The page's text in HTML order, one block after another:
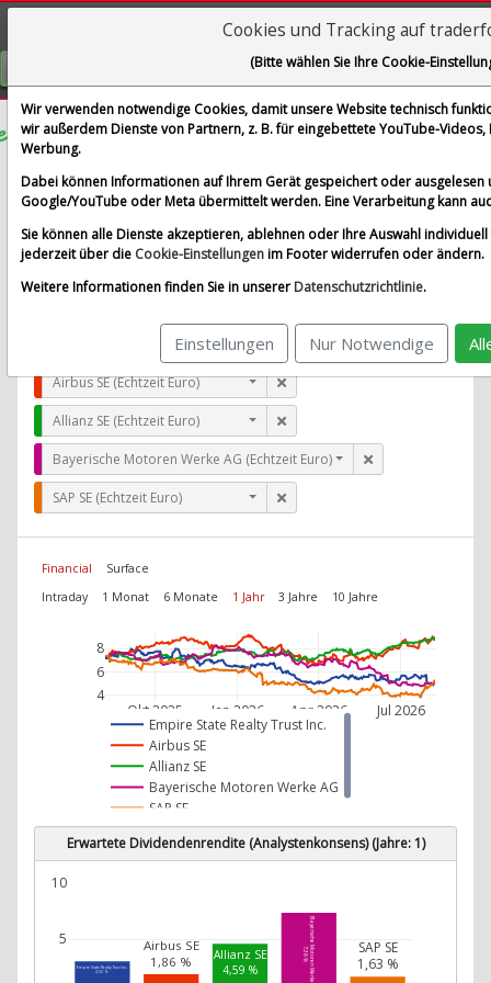
Empire State Realty Trust Inc.
im Vergleich mit Airbus SE, Allianz SE, Bayerische
Aktualisieren
Empire State Realty Trust Inc. (Echtzeit USD)
Airbus SE (Echtzeit Euro)
Allianz SE (Echtzeit Euro)
Bayerische Motoren Werke AG (Echtzeit Euro)
SAP SE (Echtzeit Euro)
Financial
Surface
Intraday
1 Monat 6 Monate 1 Jahr 3 Jahre 10 Jahre
Okt 2025 Jan 2026 Apr 2026 Jul 2026
4
6
8
Empire State Realty Trust Inc.
Airbus SE
Allianz SE
Bayerische Motoren Werke AG
SAP SE
Erwartete Dividendenrendite (Analystenkonsens) (Jahre: 1)
Empire State Realty Trust Inc.
3,02 %
Airbus SE
1,86 % Allianz SE
4,59 % Bayerische Motoren Werke AG
7,36 % SAP SE
1,63 %
5
10
Cookies und Tracking auf
(Bitte wählen Sie Ihre Cookie-
Wir verwenden notwendige Cookies, damit unsere Website technisch
wir außerdem Dienste von Partnern, z. B. für eingebettete YouTube-
Werbung.
Dabei können Informationen auf Ihrem Gerät gespeichert oder
Google/YouTube oder Meta übermittelt werden. Eine Verarbeitung kann
Sie können alle Dienste akzeptieren, ablehnen oder Ihre Auswahl
jederzeit über die Cookie-Einstellungenim Footer widerrufen oder ändern.
Weitere Informationen finden Sie in unserer Datenschutzrichtlinie.
Einstellungen Nur Notwendige